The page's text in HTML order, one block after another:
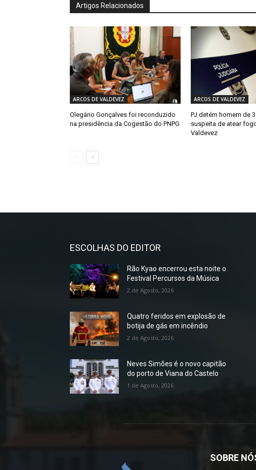
Artigos Relacionados
ARCOS DE VALDEVEZ
Olegário Gonçalves foi reconduzido
na presidência da Cogestão do PNPG
ARCOS DE VALDEVEZ
PJ detém homem de
suspeita de atear
Valdevez
ESCOLHAS DO EDITOR
Rão Kyao encerrou esta noite o
Festival Percursos da Música
2 de Agosto, 2026
Quatro feridos em explosão de
botija de gás em incêndio
2 de Agosto, 2026
Neves Simões é o novo capitão
do porto de Viana do Castelo
1 de Agosto, 2026
SOBRE